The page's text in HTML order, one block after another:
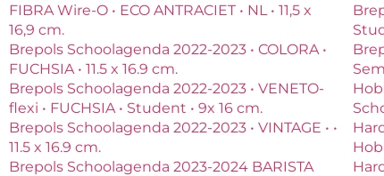
FIBRA Wire-O • ECO ANTRACIET • NL • 11,5 x
16,9 cm.
Brepols Schoolagenda 2022-2023 • COLORA •
FUCHSIA • 11.5 x 16.9 cm.
Brepols Schoolagenda 2022-2023 • VENETO-
flexi • FUCHSIA • Student • 9x 16 cm.
Brepols Schoolagenda 2022-2023 • VINTAGE • •
11.5 x 16.9 cm.
Brepols Schoolagenda 2023-2024 BARISTA